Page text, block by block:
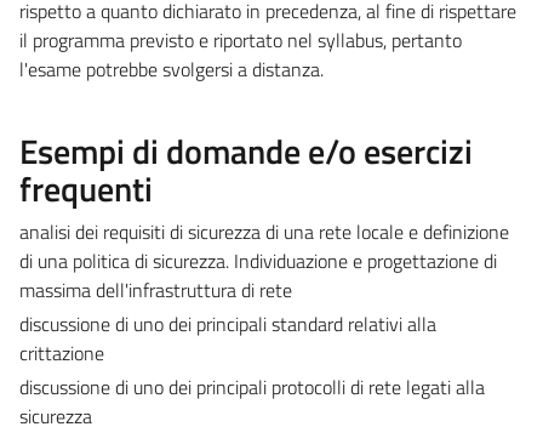
rispetto a quanto dichiarato in precedenza, al fine di rispettare
il programma previsto e riportato nel syllabus, pertanto
l'esame potrebbe svolgersi a distanza.
Esempi di domande e/o esercizi
frequenti
analisi dei requisiti di sicurezza di una rete locale e definizione
di una politica di sicurezza. Individuazione e progettazione di
massima dell'infrastruttura di rete
discussione di uno dei principali standard relativi alla
crittazione
discussione di uno dei principali protocolli di rete legati alla
sicurezza